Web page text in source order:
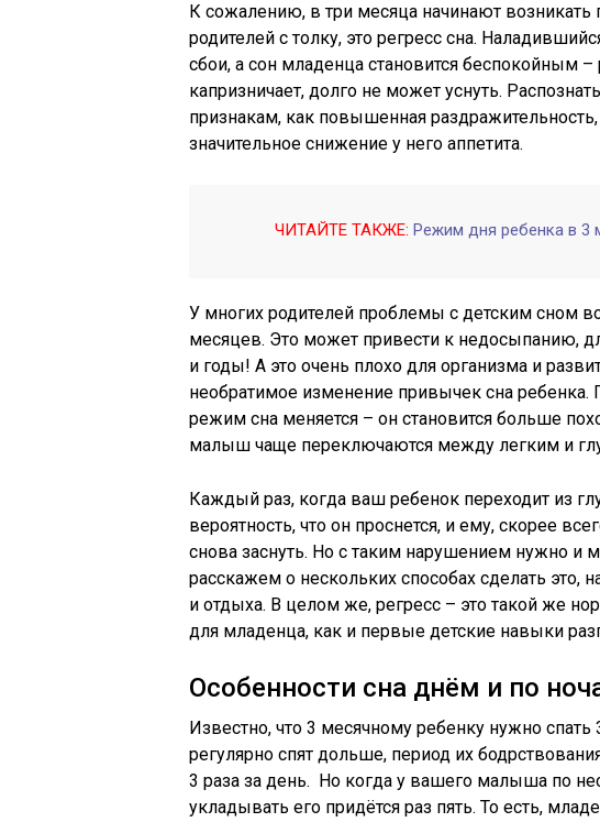
К сожалению, в три месяца начинают
родителей с толку, это регресс сна.
сбои, а сон младенца становится беспокойным
капризничает, долго не может уснуть.
признакам, как повышенная
значительное снижение у него аппетита.
ЧИТАЙТЕ ТАКЖЕ: Режим дня ребенка в 3
У многих родителей проблемы с детским сном
месяцев. Это может привести к недосыпанию,
и годы! А это очень плохо для организма и
необратимое изменение привычек сна ребенка.
режим сна меняется – он становится больше
малыш чаще переключаются между легким и
Каждый раз, когда ваш ребенок переходит из
вероятность, что он проснется, и ему, скорее
снова заснуть. Но с таким нарушением нужно
расскажем о нескольких способах сделать это,
и отдыха. В целом же, регресс – это такой же
для младенца, как и первые детские навыки
Особенности сна днём и по
Известно, что 3 месячному ребенку нужно
регулярно спят дольше, период их
3 раза за день. Но когда у вашего малыша по
укладывать его придётся раз пять. То есть,